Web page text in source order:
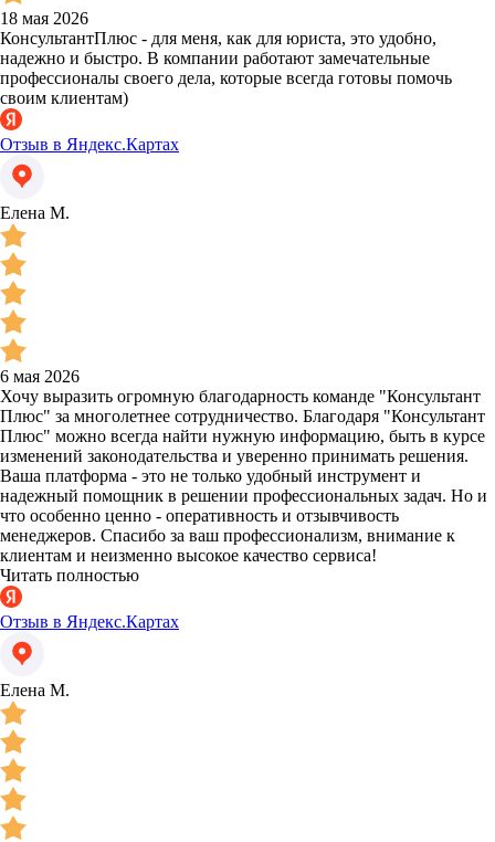
18 мая 2026
КонсультантПлюс - для меня, как для юриста, это удобно,
надежно и быстро. В компании работают замечательные
профессионалы своего дела, которые всегда готовы помочь
своим клиентам)
Отзыв в Яндекс.Картах
Елена М.
6 мая 2026
Хочу выразить огромную благодарность команде "Консультант
Плюс" за многолетнее сотрудничество. Благодаря "Консультант
Плюс" можно всегда найти нужную информацию, быть в курсе
изменений законодательства и уверенно принимать решения.
Ваша платформа - это не только удобный инструмент и
надежный помощник в решении профессиональных задач. Но и
что особенно ценно - оперативность и отзывчивость
менеджеров. Спасибо за ваш профессионализм, внимание к
клиентам и неизменно высокое качество сервиса!
Читать полностью
Отзыв в Яндекс.Картах
Елена М.